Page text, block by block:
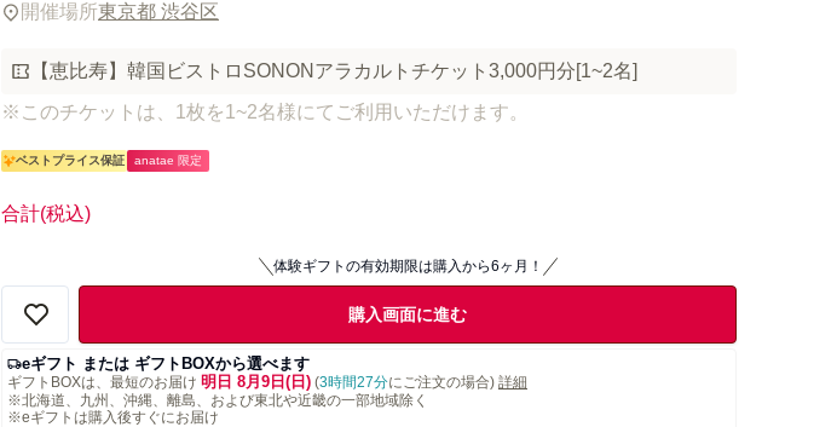
開催場所東京都 渋谷区
【恵比寿】韓国ビストロSONONアラカルトチケット3,000円分[1~2名]
※このチケットは、1枚を1~2名様にてご利用いただけます。
ベストプライス保証 anatae 限定
合計(税込)
体験ギフトの有効期限は購入から6ヶ月！
購入画面に進む
eギフト または ギフトBOXから選べます
ギフトBOXは、最短のお届け 明日 8月9日(日) (3時間27分にご注文の場合) 詳細
※北海道、九州、沖縄、離島、および東北や近畿の一部地域除く
※eギフトは購入後すぐにお届け